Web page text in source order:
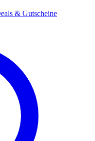
& Gutscheine